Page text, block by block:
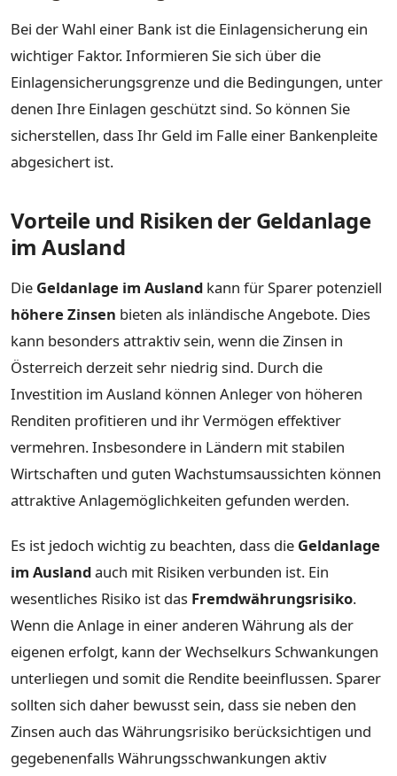
Bei der Wahl einer Bank ist die Einlagensicherung ein
wichtiger Faktor. Informieren Sie sich über die
Einlagensicherungsgrenze und die Bedingungen, unter
denen Ihre Einlagen geschützt sind. So können Sie
sicherstellen, dass Ihr Geld im Falle einer Bankenpleite
abgesichert ist.
Vorteile und Risiken der Geldanlage
im Ausland
Die Geldanlage im Ausland kann für Sparer potenziell
höhere Zinsen bieten als inländische Angebote. Dies
kann besonders attraktiv sein, wenn die Zinsen in
Österreich derzeit sehr niedrig sind. Durch die
Investition im Ausland können Anleger von höheren
Renditen profitieren und ihr Vermögen effektiver
vermehren. Insbesondere in Ländern mit stabilen
Wirtschaften und guten Wachstumsaussichten können
attraktive Anlagemöglichkeiten gefunden werden.
Es ist jedoch wichtig zu beachten, dass die Geldanlage
im Auslandauch mit Risiken verbunden ist. Ein
wesentliches Risiko ist das Fremdwährungsrisiko.
Wenn die Anlage in einer anderen Währung als der
eigenen erfolgt, kann der Wechselkurs Schwankungen
unterliegen und somit die Rendite beeinflussen. Sparer
sollten sich daher bewusst sein, dass sie neben den
Zinsen auch das Währungsrisiko berücksichtigen und
gegebenenfalls Währungsschwankungen aktiv